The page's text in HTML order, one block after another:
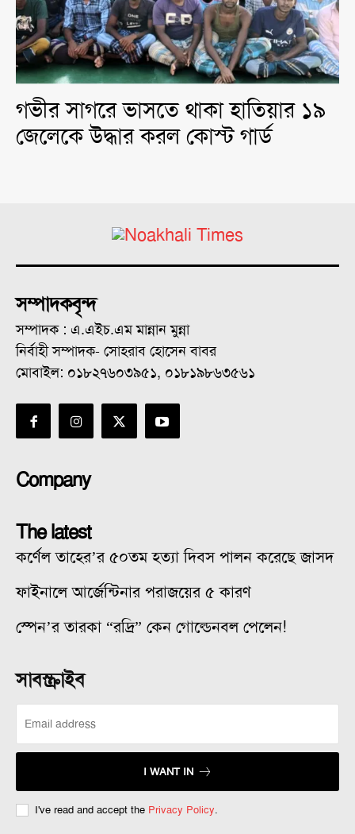
গভীর সাগরে ভাসতে থাকা হাতিয়ার ১৯
জেলেকে উদ্ধার করল কোস্ট গার্ড
সম্পাদকবৃন্দ
সম্পাদক : এ.এইচ.এম মান্নান মুন্না
নির্বাহী সম্পাদক- সোহরাব হোসেন বাবর
মোবাইল: ০১৮২৭৬০৩৯৫১, ০১৮১৯৮৬৩৫৬১
Company
The latest
কর্ণেল তাহের’র ৫০তম হত্যা দিবস পালন করেছে জাসদ
ফাইনালে আর্জেন্টিনার পরাজয়ের ৫ কারণ
স্পেন’র তারকা “রদ্রি” কেন গোল্ডেনবল পেলেন!
সাবস্ক্রাইব
I WANT IN
I've read and accept the Privacy Policy.